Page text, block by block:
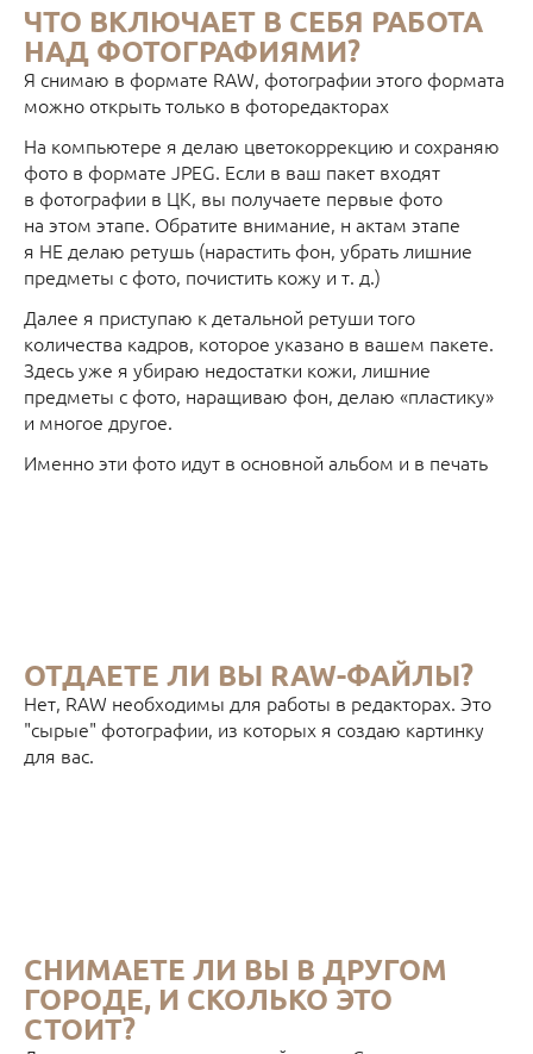
ЧТО ВКЛЮЧАЕТ В СЕБЯ РАБОТА
НАД ФОТОГРАФИЯМИ?
Я снимаю в формате RAW, фотографии этого формата
можно открыть только в фоторедакторах
На компьютере я делаю цветокоррекцию и сохраняю
фото в формате JPEG. Если в ваш пакет входят
в фотографии в ЦК, вы получаете первые фото
на этом этапе. Обратите внимание, н актам этапе
я НЕ делаю ретушь (нарастить фон, убрать лишние
предметы с фото, почистить кожу и т. д.)
Далее я приступаю к детальной ретуши того
количества кадров, которое указано в вашем пакете.
Здесь уже я убираю недостатки кожи, лишние
предметы с фото, наращиваю фон, делаю «пластику»
и многое другое.
Именно эти фото идут в основной альбом и в печать
ОТДАЕТЕ ЛИ ВЫ RAW-ФАЙЛЫ?
Нет, RAW необходимы для работы в редакторах. Это
"сырые" фотографии, из которых я создаю картинку
для вас.
СНИМАЕТЕ ЛИ ВЫ В ДРУГОМ
ГОРОДЕ, И СКОЛЬКО ЭТО
СТОИТ?